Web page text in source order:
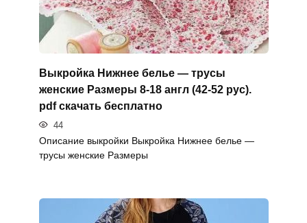
Выкройка Нижнее белье — трусы
женские Размеры 8-18 англ (42-52 рус).
pdf скачать бесплатно
44
Описание выкройки Выкройка Нижнее белье —
трусы женские Размеры